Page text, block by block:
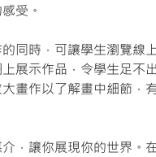
受。
同時，可讓學生瀏覽線
展示作品，令學生足不
畫作以了解畫中細節，
，讓你展現你的世界。